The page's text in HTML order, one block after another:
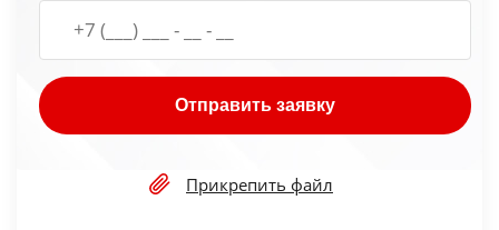
Отправить заявку
Прикрепить файл